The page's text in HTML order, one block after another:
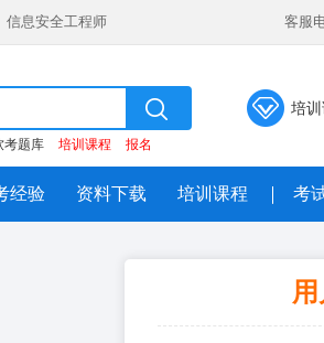
信息安全工程师 客服
培
考题库 培训课程 报名
经验 资料下载 培训课程 考
大数据题库
，章节练习，历年真题，全真模考